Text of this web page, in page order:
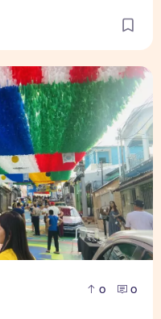
0 0
paixão e